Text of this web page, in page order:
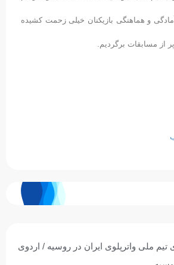
و هماهنگی بازیکنان خیلی زحمت کشیده
از مسابقات برگردیم.
تیم ملی واترپلوی ایران در روسیه / اردوی